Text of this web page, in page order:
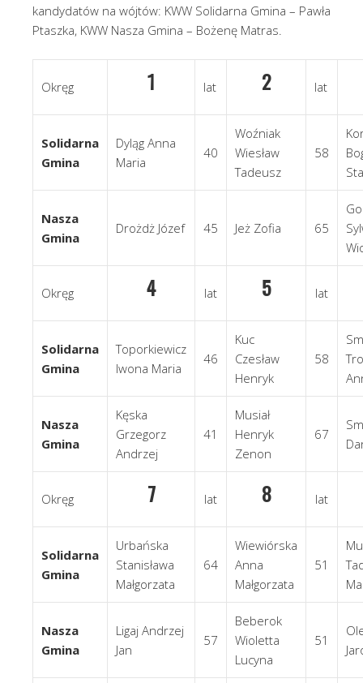
kandydatów na wójtów: KWW Solidarna Gmina – Pawła
Ptaszka, KWW Nasza Gmina – Bożenę Matras.
Okręg 1 lat 2 lat
Solidarna
Gmina
Dyląg Anna
Maria
40
Woźniak
Wiesław
Tadeusz
58
Nasza
Gmina
Drożdż Józef 45 Jeż Zofia 65
Okręg 4 lat 5 lat
Solidarna
Gmina
Toporkiewicz
Iwona Maria
46
Kuc
Czesław
Henryk
58
Nasza
Gmina
Kęska
Grzegorz
Andrzej
41
Musiał
Henryk
Zenon
67
Okręg 7 lat 8 lat
Solidarna
Gmina
Urbańska
Stanisława
Małgorzata
64
Wiewiórska
Anna
Małgorzata
51
Nasza
Gmina
Ligaj Andrzej
Jan
57
Beberok
Wioletta
Lucyna
51